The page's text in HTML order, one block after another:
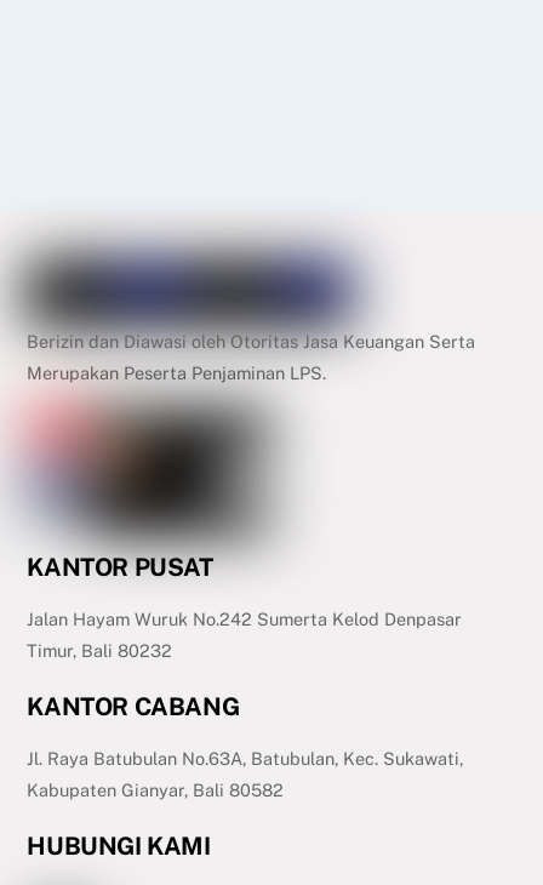
Berizin dan Diawasi oleh Otoritas Jasa Keuangan Serta
Merupakan Peserta Penjaminan LPS.
KANTOR PUSAT
Jalan Hayam Wuruk No.242 Sumerta Kelod Denpasar
Timur, Bali 80232
KANTOR CABANG
Jl. Raya Batubulan No.63A, Batubulan, Kec. Sukawati,
Kabupaten Gianyar, Bali 80582
HUBUNGI KAMI